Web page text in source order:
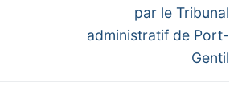
par le Tribunal
administratif de Port-
Gentil